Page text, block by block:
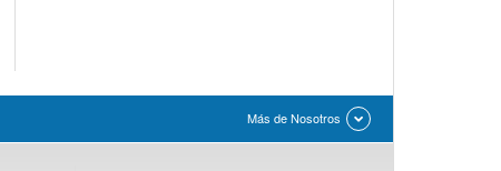
Más de Nosotros